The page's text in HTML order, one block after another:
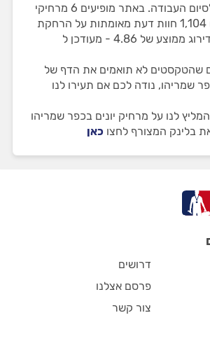
ילווה אתכם עד לסיום העבודה. באתר מופיעים 6 מרחיקי
יונים שבדקנו עם 1,104 חוות דעת מאומתות על הרחקת
יונים וציפורים, בדירוג ממוצע של 4.86 - מעודכן ל
שהטקסטים לא תואמים את הדף של
שמריהו, נודה לכם אם תעירו לנו
לנו על מרחיק יונים בכפר שמריהו
בלינק המצורף לחצו כאן
דרושים
פרסם אצלנו
צור קשר